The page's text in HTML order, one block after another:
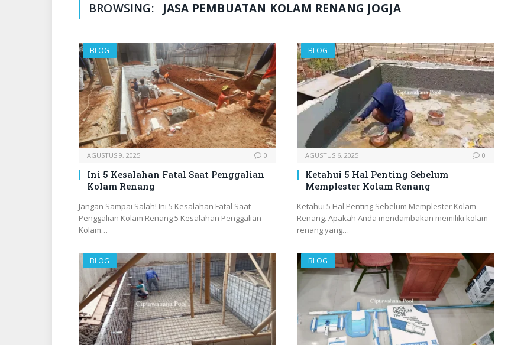
BROWSING: JASA PEMBUATAN KOLAM RENANG JOGJA
BLOG
AGUSTUS 9, 2025 0
Ini 5 Kesalahan Fatal Saat Penggalian
Kolam Renang
Jangan Sampai Salah! Ini 5 Kesalahan Fatal Saat
Penggalian Kolam Renang 5 Kesalahan Penggalian
Kolam…
BLOG
AGUSTUS 6, 2025 0
Ketahui 5 Hal Penting Sebelum
Memplester Kolam Renang
Ketahui 5 Hal Penting Sebelum Memplester Kolam
Renang. Apakah Anda mendambakan memiliki kolam
renang yang…
BLOG BLOG